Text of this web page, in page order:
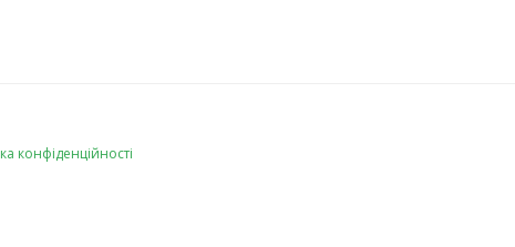
конфіденційності